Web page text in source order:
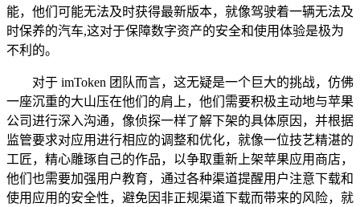
能，他们可能无法及时获得最新版本，就像驾驶着一辆无法及
时保养的汽车,这对于保障数字资产的安全和使用体验是极为
不利的。
对于 imToken 团队而言，这无疑是一个巨大的挑战，仿佛
一座沉重的大山压在他们的肩上，他们需要积极主动地与苹果
公司进行深入沟通，像侦探一样了解下架的具体原因，并根据
监管要求对应用进行相应的调整和优化，就像一位技艺精湛的
工匠，精心雕琢自己的作品，以争取重新上架苹果应用商店，
他们也需要加强用户教育，通过各种渠道提醒用户注意下载和
使用应用的安全性，避免因非正规渠道下载而带来的风险，就